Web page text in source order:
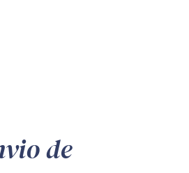
de